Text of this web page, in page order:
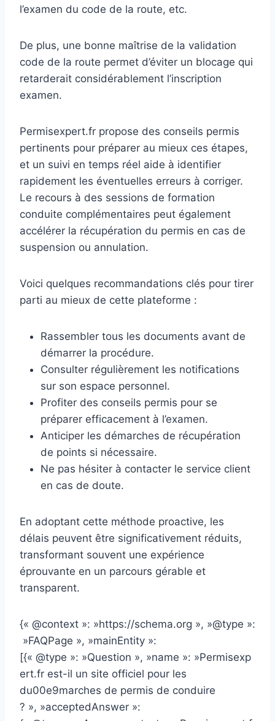
l’examen du code de la route, etc.
De plus, une bonne maîtrise de la validation
code de la route permet d’éviter un blocage qui
retarderait considérablement l’inscription
examen.
Permisexpert.fr propose des conseils permis
pertinents pour préparer au mieux ces étapes,
et un suivi en temps réel aide à identifier
rapidement les éventuelles erreurs à corriger.
Le recours à des sessions de formation
conduite complémentaires peut également
accélérer la récupération du permis en cas de
suspension ou annulation.
Voici quelques recommandations clés pour tirer
parti au mieux de cette plateforme :
Rassembler tous les documents avant de
démarrer la procédure.
Consulter régulièrement les notifications
sur son espace personnel.
Profiter des conseils permis pour se
préparer efficacement à l’examen.
Anticiper les démarches de récupération
de points si nécessaire.
Ne pas hésiter à contacter le service client
en cas de doute.
En adoptant cette méthode proactive, les
délais peuvent être significativement réduits,
transformant souvent une expérience
éprouvante en un parcours gérable et
transparent.
{« @context »: »https://schema.org », »@type »:
»FAQPage », »mainEntity »:
[{« @type »: »Question », »name »: »Permisexp
ert.fr est-il un site officiel pour les
du00e9marches de permis de conduire
? », »acceptedAnswer »: